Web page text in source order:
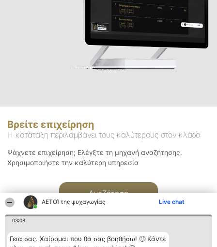
ΑΕΤΟΊ της ψυχαγωγίας Live chat
03:08
Γεια σας. Χαίρομαι που θα σας βοηθήσω! 🙂 Κάντε
Βρείτε επιχείρηση
Η κατάταξη περιλαμβάνει τους καλύτερους στον κλάδο
Ψάχνετε επιχείρηση; Ελέγξτε τη μηχανή αναζήτησης.
Χρησιμοποιήστε την καλύτερη υπηρεσία
Αναζήτηση